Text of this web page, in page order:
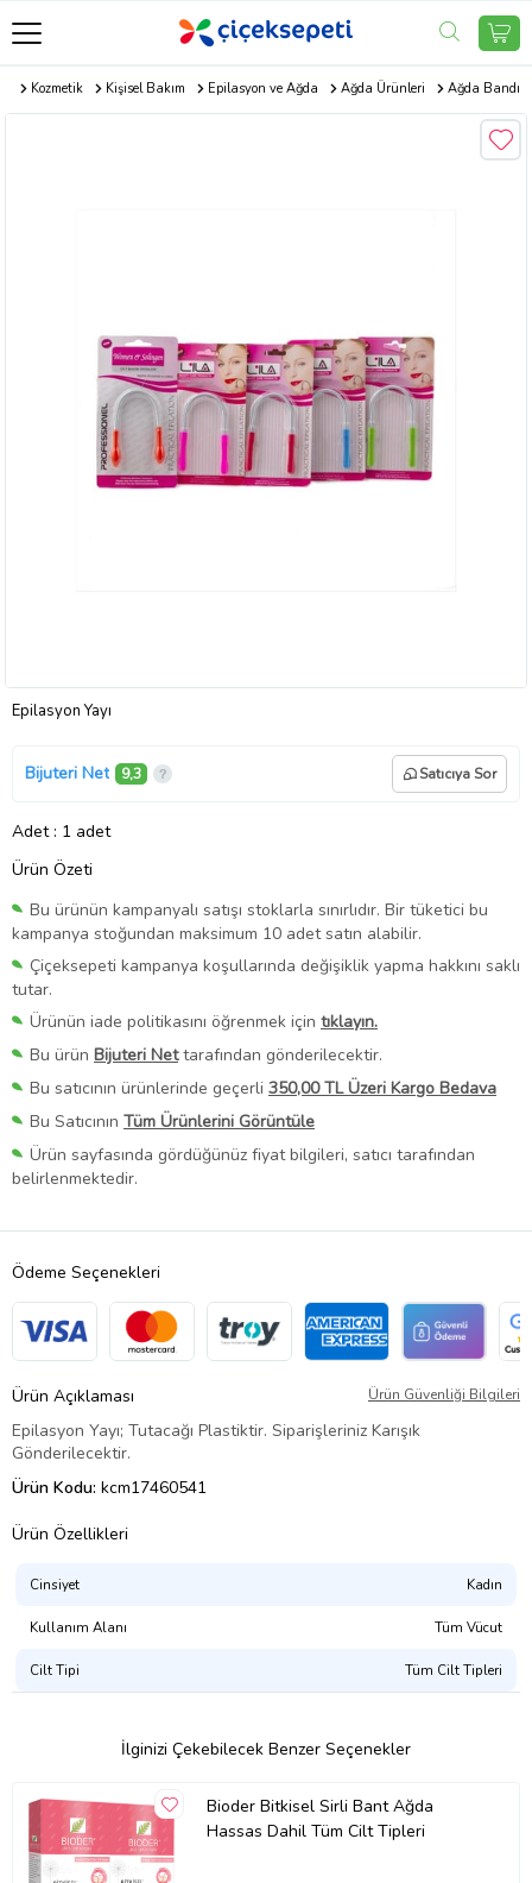
Kozmetik Kişisel Bakım Epilasyon ve Ağda Ağda Ürünleri Ağda Bandı
Epilasyon Yayı
Bijuteri Net 9,3 Satıcıya Sor
Adet : 1 adet
Ürün Özeti
Bu ürünün kampanyalı satışı stoklarla sınırlıdır. Bir tüketici bu
kampanya stoğundan maksimum 10 adet satın alabilir.
Çiçeksepeti kampanya koşullarında değişiklik yapma hakkını saklı
tutar.
Ürünün iade politikasını öğrenmek için tıklayın.
Bu ürün Bijuteri Nettarafından gönderilecektir.
Bu satıcının ürünlerinde geçerli 350,00 TL Üzeri Kargo Bedava
Bu Satıcının Tüm Ürünlerini Görüntüle
Ürün sayfasında gördüğünüz fiyat bilgileri, satıcı tarafından
belirlenmektedir.
Ödeme Seçenekleri
Ürün Açıklaması Ürün Güvenliği Bilgileri
Epilasyon Yayı; Tutacağı Plastiktir. Siparişleriniz Karışık
Gönderilecektir.
Ürün Kodu: kcm17460541
Ürün Özellikleri
Cinsiyet Kadın
Kullanım Alanı Tüm Vücut
Cilt Tipi Tüm Cilt Tipleri
İlginizi Çekebilecek Benzer Seçenekler
Bioder Bitkisel Sirli Bant Ağda
Hassas Dahil Tüm Cilt Tipleri